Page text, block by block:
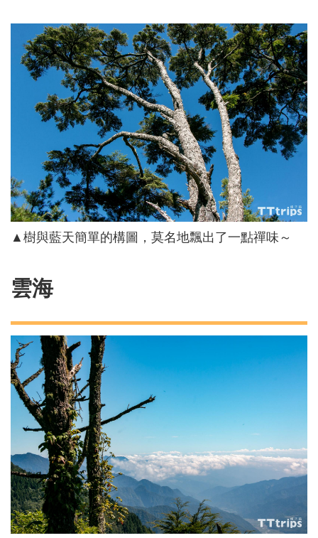
▲樹與藍天簡單的構圖，莫名地飄出了一點禪味～
雲海